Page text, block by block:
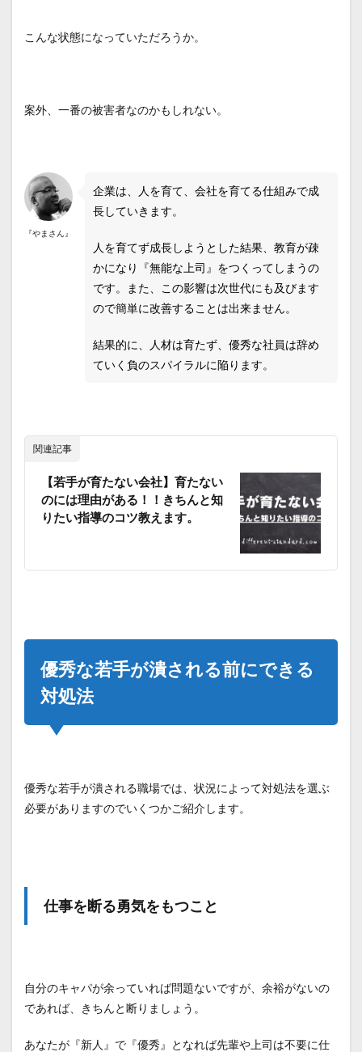
こんな状態になっていただろうか。
案外、一番の被害者なのかもしれない。
『やまさん』
企業は、人を育て、会社を育てる仕組みで成
長していきます。
人を育てず成長しようとした結果、教育が疎
かになり『無能な上司』をつくってしまうの
です。また、この影響は次世代にも及びます
ので簡単に改善することは出来ません。
結果的に、人材は育たず、優秀な社員は辞め
ていく負のスパイラルに陥ります。
関連記事
【若手が育たない会社】育たない
のには理由がある！！きちんと知
りたい指導のコツ教えます。
優秀な若手が潰される前にできる
対処法
優秀な若手が潰される職場では、状況によって対処法を選ぶ
必要がありますのでいくつかご紹介します。
仕事を断る勇気をもつこと
自分のキャパが余っていれば問題ないですが、余裕がないの
であれば、きちんと断りましょう。
あなたが『新人』で『優秀』となれば先輩や上司は不要に仕